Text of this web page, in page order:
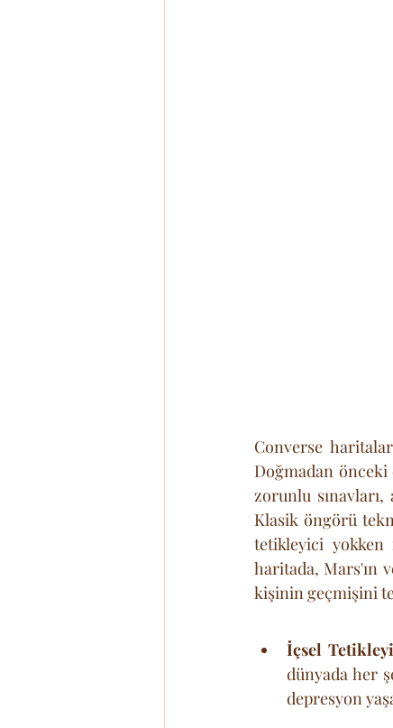
Converse
Doğmadan önceki
zorunlu
Klasik öngörü
tetikleyici yokken
haritada, Mars'ın
kişinin geçmişini
İçsel
dünyada her
depresyon